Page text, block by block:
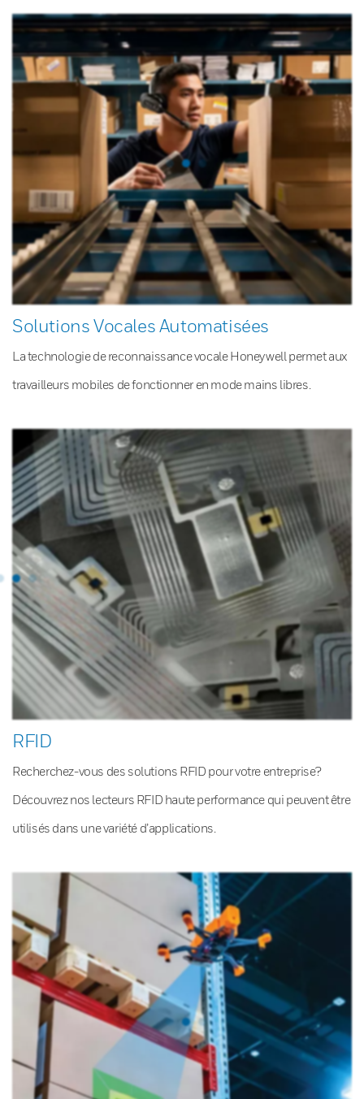
Solutions Vocales Automatisées
La technologie de reconnaissance vocale Honeywell permet aux
travailleurs mobiles de fonctionner en mode mains libres.
RFID
Recherchez-vous des solutions RFID pour votre entreprise?
Découvrez nos lecteurs RFID haute performance qui peuvent être
utilisés dans une variété d’applications.